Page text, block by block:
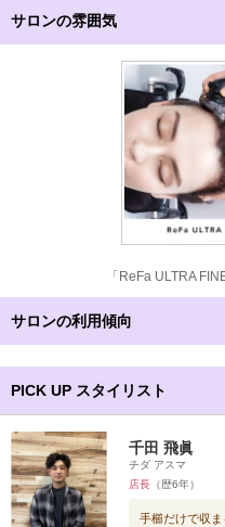
サロンの雰囲気
「ReFa ULTRA
サロンの利用傾向
PICK UP スタイリスト
千田 飛眞
チダ アスマ
店長 （歴6年）
手櫛だけで収